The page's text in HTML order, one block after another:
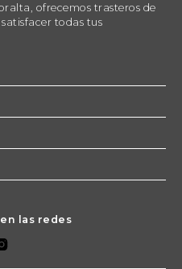
ofrecemos trasteros de
todas tus
las redes